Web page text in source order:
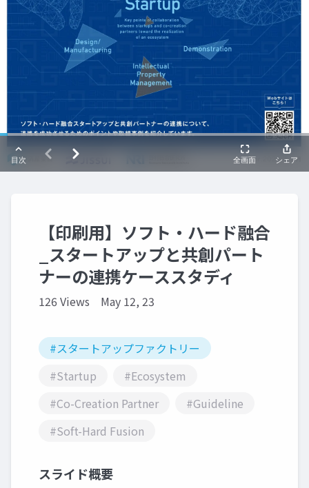
【印刷用】ソフト・ハード融合
_スタートアップと共創パート
ナーの連携ケーススタディ
126 Views May 12, 23
#スタートアップファクトリー
#Startup
#Ecosystem
#Co-Creation Partner
#Guideline
#Soft-Hard Fusion
スライド概要